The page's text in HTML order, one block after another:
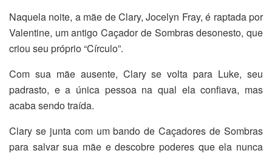
Naquela noite, a mãe de Clary, Jocelyn Fray, é raptada por
Valentine, um antigo Caçador de Sombras desonesto, que
criou seu próprio “Círculo”.
Com sua mãe ausente, Clary se volta para Luke, seu
padrasto, e a única pessoa na qual ela confiava, mas
acaba sendo traída.
Clary se junta com um bando de Caçadores de Sombras
para salvar sua mãe e descobre poderes que ela nunca